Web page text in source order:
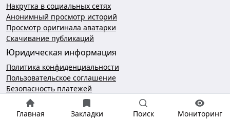
Главная Закладки Поиск Мониторинг
Накрутка в социальных сетях
Анонимный просмотр историй
Просмотр оригинала аватарки
Скачивание публикаций
Юридическая информация
Политика конфиденциальности
Пользовательское соглашение
Безопасность платежей
Чат поддержки